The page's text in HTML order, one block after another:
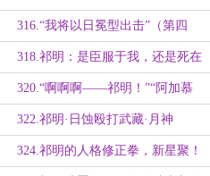
（3.6K）
316.“我将以日冕型出击”（第四
更）
318.祁明：是臣服于我，还是死在
这里？
320.“啊啊啊——祁明！”“阿加慕
斯！”
322.祁明·日蚀殴打武藏·月神
（4K）
324.祁明的人格修正拳，新星聚！